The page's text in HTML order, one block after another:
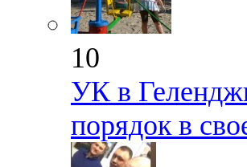
10
УК в
порядок в